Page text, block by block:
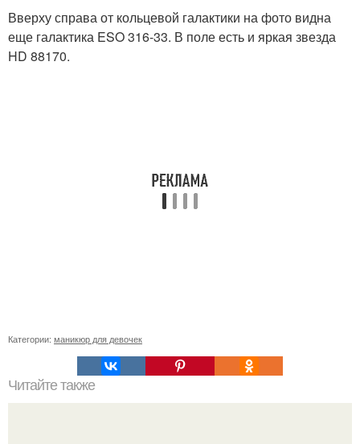
Вверху справа от кольцевой галактики на фото видна
еще галактика ESO 316-33. В поле есть и яркая звезда
HD 88170.
Категории: маникюр для девочек
Читайте также